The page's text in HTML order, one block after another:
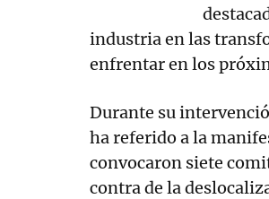
industria en las
enfrentar en los
Durante su
ha referido a la
convocaron siete
contra de la